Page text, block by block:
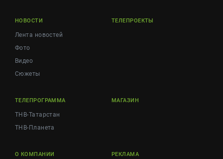
НОВОСТИ
Лента новостей
Фото
Видео
Сюжеты
ТЕЛЕПРОЕКТЫ
ТЕЛЕПРОГРАММА
ТНВ-Татарстан
ТНВ-Планета
МАГАЗИН
О КОМПАНИИ РЕКЛАМА